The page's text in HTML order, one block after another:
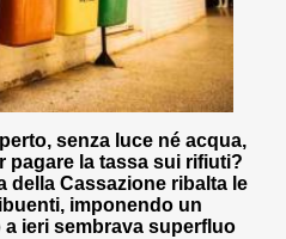
senza luce né acqua,
pagare la tassa sui rifiuti?
della Cassazione ribalta le
imponendo un
ieri sembrava superfluo